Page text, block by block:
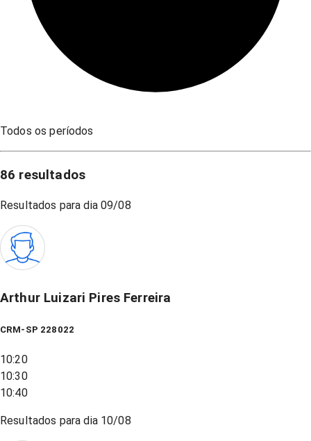
Todos os períodos
86 resultados
Resultados para dia09/08
Arthur Luizari Pires Ferreira
CRM-SP 228022
10:20
10:30
10:40
Resultados para dia 10/08